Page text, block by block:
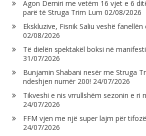
Agon Demiri me vetëm 16 vjet e 6
parë të Struga Trim Lum 02/08/2026
Ekskluzive, Fisnik Saliu veshë fanellën
02/08/2026
Të dielën spektakël boksi në
31/07/2026
Bunjamin Shabani nesër me Struga
ndeshjen numër 200! 24/07/2026
Tikveshi e nis vrrullshëm sezonin e ri
24/07/2026
FFM vjen me një super lajm për
24/07/2026